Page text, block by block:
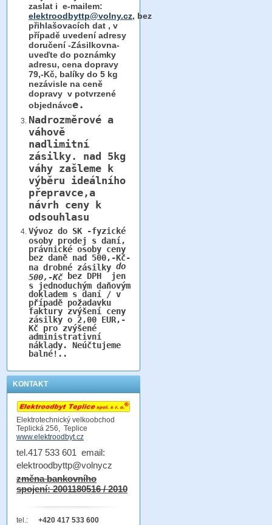
zaslat i e-mailem:
elektroodbyttp@volny.cz, bez
přihlašovacích dat , v
případě uvedení adresy
doručení -Zásilkovna-
uveďte do poznámky
adresu, cena dopravy
79,-Kč, balíky do 5 kg
nezávisle na ceně
dopravy v potvrzené
objednávce.
Nadrozměrové a
váhově
nadlimitní
zásilky. nad 5kg
váhy zašleme k
výběru ideálního
přepravce,a
návrh ceny k
odsouhlasu
Vývoz do SK -fyzické
osoby prodej s daní,
právnické osoby ceny
bez daně nad 500,-Kč-
na drobné zásilky do
500,-Kčbez DPH jen
s jednoduchým daňovým
dokladem s daní / v
případě požadavku
faktury zvýšení ceny
zásilky o 2,00 EUR,-
Kč pro zvýšené
administrativní
náklady. Neúčtujeme
balné!..
KONTAKT
Elektrotechnický velkoobchod
Teplická 256, Teplice
www.elektroodbyt.cz
tel.417 533 601 email:
elektroodbyttp@volnycz
změna bankovního
spojení: 2001180516 / 2010
tel.: +420 417 533 600